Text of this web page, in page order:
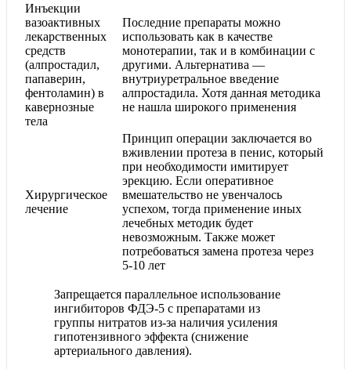
Инъекции
вазоактивных
лекарственных
средств
(алпростадил,
папаверин,
фентоламин) в
кавернозные
тела
Последние препараты можно
использовать как в качестве
монотерапии, так и в комбинации с
другими. Альтернатива —
внутриуретральное введение
алпростадила. Хотя данная методика
не нашла широкого применения
Хирургическое
лечение
Принцип операции заключается во
вживлении протеза в пенис, который
при необходимости имитирует
эрекцию. Если оперативное
вмешательство не увенчалось
успехом, тогда применение иных
лечебных методик будет
невозможным. Также может
потребоваться замена протеза через
5-10 лет
Запрещается параллельное использование
ингибиторов ФДЭ-5 с препаратами из
группы нитратов из-за наличия усиления
гипотензивного эффекта (снижение
артериального давления).